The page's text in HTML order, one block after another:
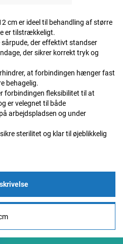
cm er ideel til behandling af større
er tilstrækkeligt.
der effektivt standser
der sikrer korrekt tryk og
at forbindingen hænger fast
behagelig.
forbindingen fleksibilitet til at
er velegnet til både
arbejdspladsen og under
sterilitet og klar til øjeblikkelig